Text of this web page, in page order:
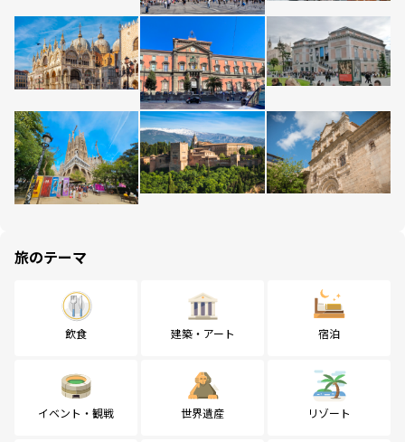
旅のテーマ
飲食 建築・アート 宿泊
イベント・観戦 世界遺産 リゾート